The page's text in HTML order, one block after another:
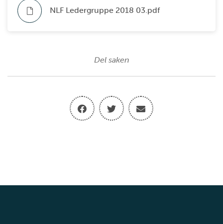
NLF Ledergruppe 2018 03.pdf
Del saken